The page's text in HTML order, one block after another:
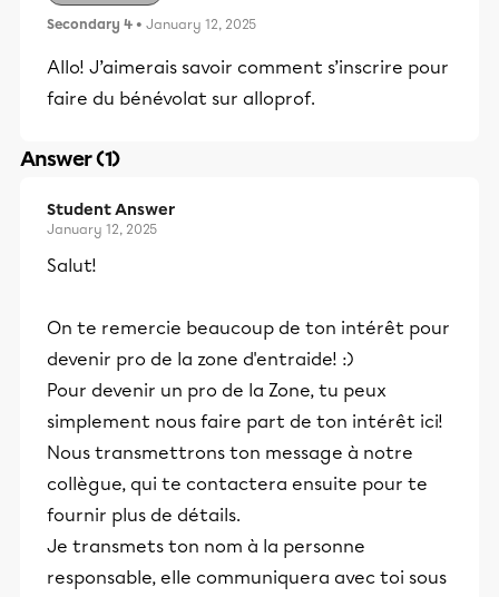
Secondary 4 • January 12, 2025
Allo! J’aimerais savoir comment s’inscrire pour
faire du bénévolat sur alloprof.
Answer (1)
Student Answer
January 12, 2025
Salut!
On te remercie beaucoup de ton intérêt pour
devenir pro de la zone d'entraide! :)
Pour devenir un pro de la Zone, tu peux
simplement nous faire part de ton intérêt ici!
Nous transmettrons ton message à notre
collègue, qui te contactera ensuite pour te
fournir plus de détails.
Je transmets ton nom à la personne
responsable, elle communiquera avec toi sous